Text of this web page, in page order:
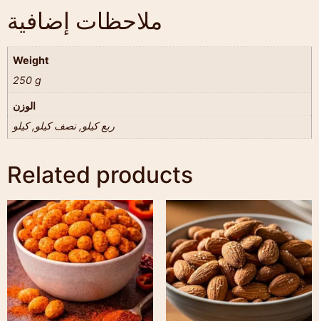
ملاحظات إضافية
Weight
250 g
الوزن
ربع كيلو, نصف كيلو, كيلو
Related products